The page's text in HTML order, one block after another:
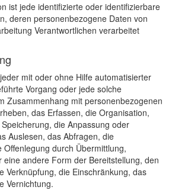
ist jede identifizierte oder identifizierbare
deren personenbezogene Daten von
Verantwortlichen verarbeitet
mit oder ohne Hilfe automatisierter
Vorgang oder jede solche
Zusammenhang mit personenbezogenen
das Erfassen, die Organisation,
die Anpassung oder
Auslesen, das Abfragen, die
Offenlegung durch Übermittlung,
eine andere Form der Bereitstellung, den
Verknüpfung, die Einschränkung, das
Vernichtung.